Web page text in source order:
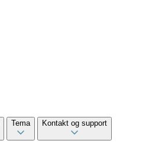
Tema Kontakt og support